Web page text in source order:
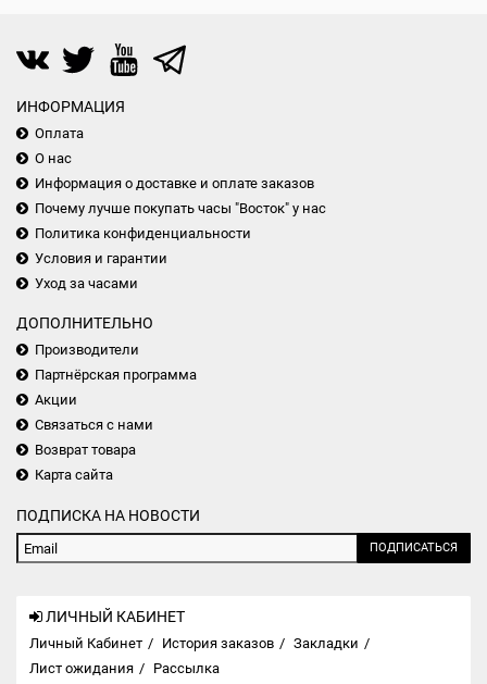
ИНФОРМАЦИЯ
Оплата
О нас
Информация о доставке и оплате заказов
Почему лучше покупать часы "Восток" у нас
Политика конфиденциальности
Условия и гарантии
Уход за часами
ДОПОЛНИТЕЛЬНО
Производители
Партнёрская программа
Акции
Связаться с нами
Возврат товара
Карта сайта
ПОДПИСКА НА НОВОСТИ
ПОДПИСАТЬСЯ
ЛИЧНЫЙ КАБИНЕТ
Личный Кабинет История заказов
Закладки
Лист ожидания
Рассылка